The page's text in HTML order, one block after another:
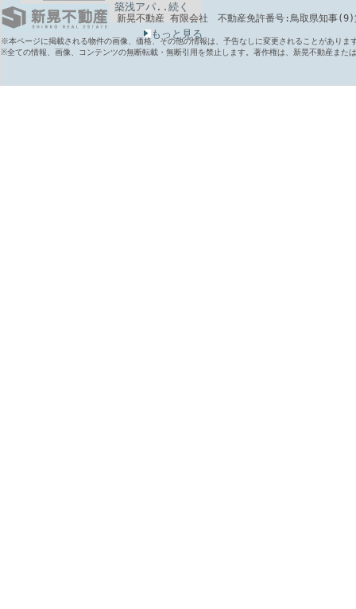
築浅アパ..続く
もっと見る
新晃不動産 有限会社 不動産免許番号:鳥取県知事
※本ページに掲載される物件の画像、価格、その他の情報は、予告なしに変更されることがありま
※全ての情報、画像、コンテンツの無断転載・無断引用を禁止します。著作権は、新晃不動産また